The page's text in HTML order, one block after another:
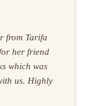
from Tarifa
her friend
which was
us. Highly